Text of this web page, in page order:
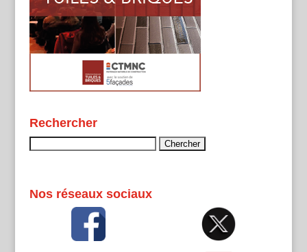
Rechercher
Nos réseaux sociaux